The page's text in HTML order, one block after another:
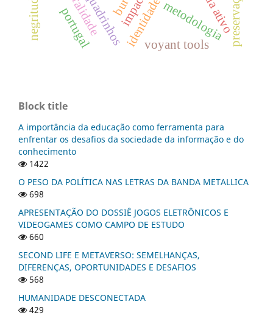
metodologia
oralidade
portugal voyant tools
negritude
Block title
A importância da educação como ferramenta para
enfrentar os desafios da sociedade da informação e do
conhecimento
1422
O PESO DA POLÍTICA NAS LETRAS DA BANDA METALLICA
698
APRESENTAÇÃO DO DOSSIÊ JOGOS ELETRÔNICOS E
VIDEOGAMES COMO CAMPO DE ESTUDO
660
SECOND LIFE E METAVERSO: SEMELHANÇAS,
DIFERENÇAS, OPORTUNIDADES E DESAFIOS
568
HUMANIDADE DESCONECTADA
429